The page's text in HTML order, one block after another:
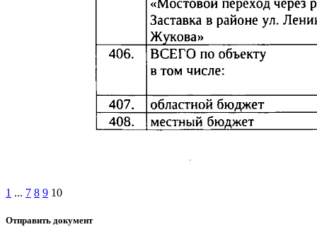
1 ... 7 8 9 10
Отправить документ